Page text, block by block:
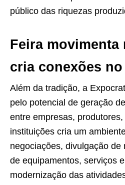
público das riquezas
Feira movimenta
cria conexões
Além da tradição, a
pelo potencial de geração
entre empresas,
instituições cria um
negociações, divulgação
de equipamentos, serviços
modernização das